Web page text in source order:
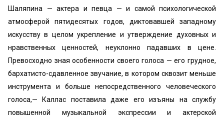
Шаляпина — актера и певца — и самой психологической
атмосферой пятидесятых годов, диктовавшей западному
искусству в целом укрепление и утверждение духовных и
нравственных ценностей, неуклонно падавших в цене.
Превосходно зная особенности своего голоса — его грудное,
бархатисто-сдавленное звучание, в котором сквозит меньше
инструмента и больше непосредственного человеческого
голоса,— Каллас поставила даже его изъяны на службу
повышенной музыкальной экспрессии и актерской